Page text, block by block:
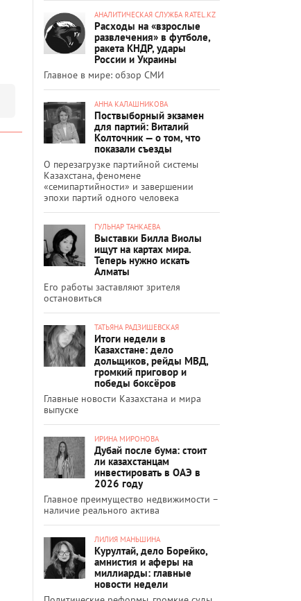
АНАЛИТИЧЕСКАЯ СЛУЖБА RATEL.KZ
Расходы на «взрослые
развлечения» в футболе,
ракета КНДР, удары
России и Украины
Главное в мире: обзор СМИ
АННА КАЛАШНИКОВА
Поствыборный экзамен
для партий: Виталий
Колточник — о том, что
показали съезды
О перезагрузке партийной системы
Казахстана, феномене
«семипартийности» и завершении
эпохи партий одного человека
ГУЛЬНАР ТАНКАЕВА
Выставки Билла Виолы
ищут на картах мира.
Теперь нужно искать
Алматы
Его работы заставляют зрителя
остановиться
ТАТЬЯНА РАДЗИШЕВСКАЯ
Итоги недели в
Казахстане: дело
дольщиков, рейды МВД,
громкий приговор и
победы боксёров
Главные новости Казахстана и мира
выпуске
ИРИНА МИРОНОВА
Дубай после бума: стоит
ли казахстанцам
инвестировать в ОАЭ в
2026 году
Главное преимущество недвижимости –
наличие реального актива
ЛИЛИЯ МАНЬШИНА
Курултай, дело Борейко,
амнистия и аферы на
миллиарды: главные
новости недели